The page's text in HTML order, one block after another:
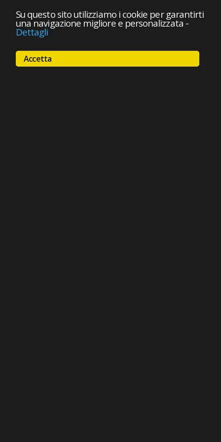
Su questo sito utilizziamo i cookie per garantirti
una navigazione migliore e personalizzata -
Dettagli
Accetta